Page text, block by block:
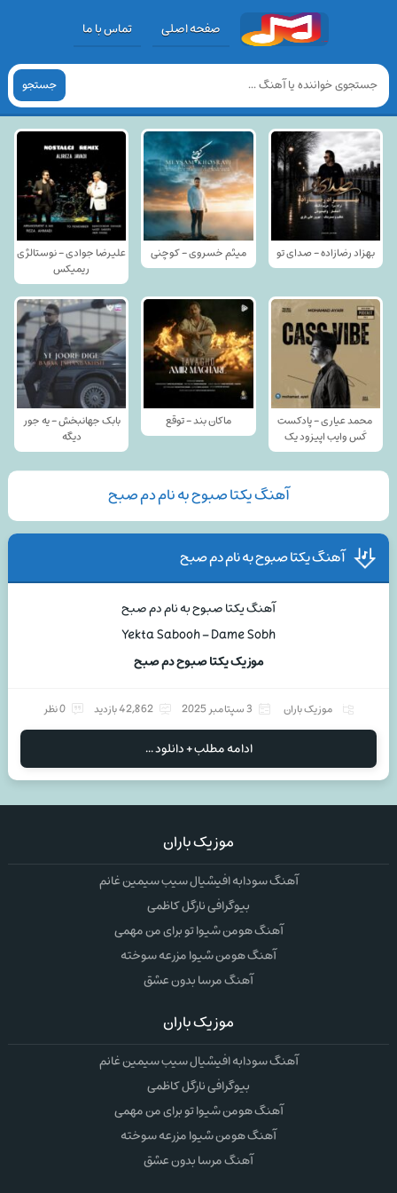
صفحه اصلی تماس با ما
جستجو
بهزاد رضازاده - صدای تو میثم خسروی - کوچنی
علیرضا جوادی - نوستالژی
ریمیکس
محمد عیاری - پادکست
کَس وایب اپیزود یک
ماکان بند - توقع
بابک جهانبخش - یه جور
دیگه
آهنگ یکتا صبوح به نام دم صبح
آهنگ یکتا صبوح به نام دم صبح
آهنگ یکتا صبوح به نام دم صبح
Yekta Sabooh – Dame Sobh
موزیک یکتا صبوح دم صبح
موزیک باران 3 سپتامبر 2025 42,862 بازدید 0 نظر
ادامه مطلب + دانلود ...
موزیک باران
آهنگ سودابه افیشیال سیب سیمین غانم
بیوگرافی نارگل کاظمی
آهنگ هومن شیوا تو برای من مهمی
آهنگ هومن شیوا مزرعه سوخته
آهنگ مرسا بدون عشق
موزیک باران
آهنگ سودابه افیشیال سیب سیمین غانم
بیوگرافی نارگل کاظمی
آهنگ هومن شیوا تو برای من مهمی
آهنگ هومن شیوا مزرعه سوخته
آهنگ مرسا بدون عشق